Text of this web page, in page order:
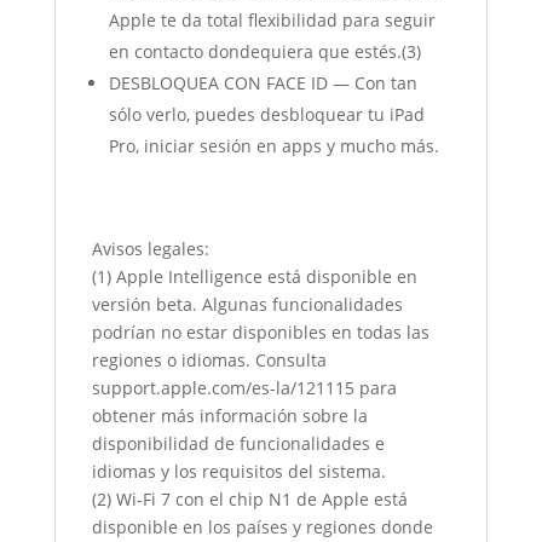
Apple te da total flexibilidad para seguir
en contacto dondequiera que estés.(3)
DESBLOQUEA CON FACE ID — Con tan
sólo verlo, puedes desbloquear tu iPad
Pro, iniciar sesión en apps y mucho más.
Avisos legales:
(1) Apple Intelligence está disponible en
versión beta. Algunas funcionalidades
podrían no estar disponibles en todas las
regiones o idiomas. Consulta
support.apple.com/es-la/121115 para
obtener más información sobre la
disponibilidad de funcionalidades e
idiomas y los requisitos del sistema.
(2) Wi-Fi 7 con el chip N1 de Apple está
disponible en los países y regiones donde